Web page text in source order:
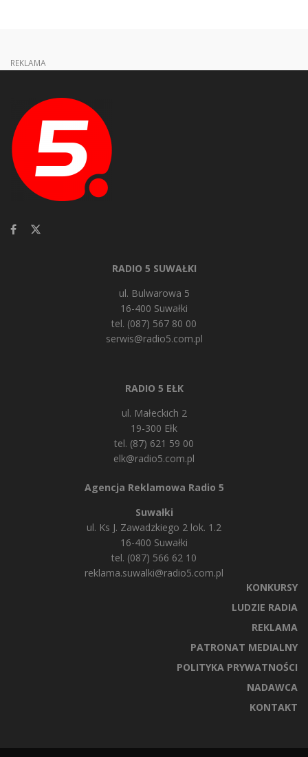
REKLAMA
RADIO 5 SUWAŁKI
ul. Bulwarowa 5
16-400 Suwałki
tel. (087) 567 80 00
serwis@radio5.com.pl
RADIO 5 EŁK
ul. Małeckich 2
19-300 Ełk
tel. (87) 621 59 00
elk@radio5.com.pl
Agencja Reklamowa Radio 5
Suwałki
ul. Ks J. Zawadzkiego 2 lok. 1.2
16-400 Suwałki
tel. (087) 566 62 10
reklama.suwalki@radio5.com.pl
KONKURSY
LUDZIE RADIA
REKLAMA
PATRONAT MEDIALNY
POLITYKA PRYWATNOŚCI
NADAWCA
KONTAKT